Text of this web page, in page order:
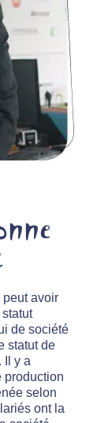
peut avoir
de société
statut de
Il y a
production
selon
ont la